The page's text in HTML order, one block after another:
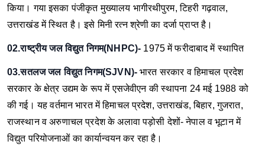
किया। गया इसका पंजीकृत मुख्यालय भागीरथीपुरम, टिहरी गढ़वाल,
उत्तराखंड में स्थित है। इसे मिनी रत्न श्रेणी का दर्जा प्राप्त है।
02.राष्ट्रीय जल विद्युत निगम(NHPC)- 1975 में फरीदाबाद में स्थापित
03.सतलज जल विद्युत निगम(SJVN)- भारत सरकार व हिमाचल प्रदेश
सरकार के क्षेत्र उद्यम के रूप में एसजेवीएन की स्थापना 24 मई 1988 को
की गई। यह वर्तमान भारत में हिमाचल प्रदेश, उत्तराखंड, बिहार, गुजरात,
राजस्थान व अरुणाचल प्रदेश के अलावा पड़ोसी देशों- नेपाल व भूटान में
विद्युत परियोजनाओं का कार्यान्वयन कर रहा है।